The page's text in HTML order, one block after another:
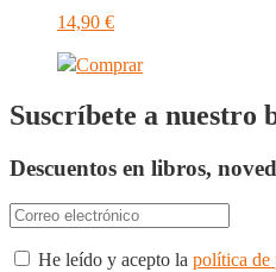
14,90 €
Comprar
Suscríbete a nuestro
Descuentos en libros,
He leído y acepto la política de